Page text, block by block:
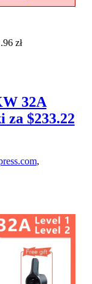
zł
32A
za $233.22
,